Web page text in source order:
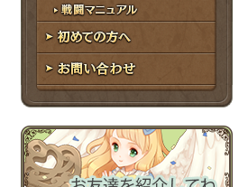
アトリエルール
戦闘マニュアル
初めての方へ
お問い合わせ